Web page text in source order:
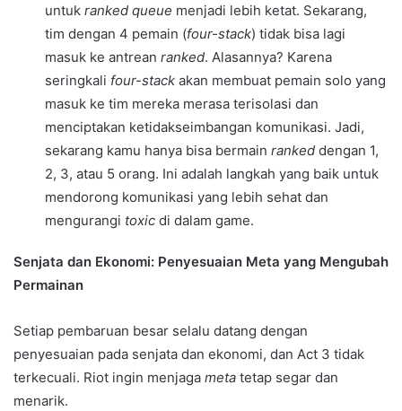
untuk ranked queue menjadi lebih ketat. Sekarang,
tim dengan 4 pemain (four-stack) tidak bisa lagi
masuk ke antrean ranked. Alasannya? Karena
seringkali four-stack akan membuat pemain solo yang
masuk ke tim mereka merasa terisolasi dan
menciptakan ketidakseimbangan komunikasi. Jadi,
sekarang kamu hanya bisa bermain ranked dengan 1,
2, 3, atau 5 orang. Ini adalah langkah yang baik untuk
mendorong komunikasi yang lebih sehat dan
mengurangi toxic di dalam game.
Senjata dan Ekonomi: Penyesuaian Meta yang Mengubah
Permainan
Setiap pembaruan besar selalu datang dengan
penyesuaian pada senjata dan ekonomi, dan Act 3 tidak
terkecuali. Riot ingin menjaga meta tetap segar dan
menarik.